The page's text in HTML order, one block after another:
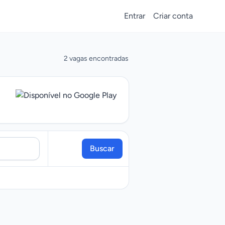
Entrar Criar conta
2 vagas encontradas
Buscar